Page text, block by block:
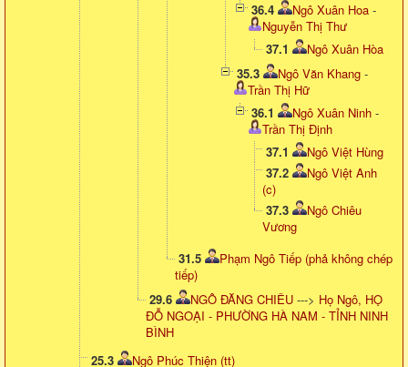
36.4
Ngô Xuân Hoa -
Nguyễn Thị Thư
37.1
Ngô Xuân Hòa
35.3
Ngô Văn Khang -
Trần Thị Hữ
36.1
Ngô Xuân Ninh -
Trần Thị Định
37.1
Ngô Việt Hùng
37.2
Ngô Việt Anh
(c)
37.3
Ngô Chiêu
Vương
31.5
Phạm Ngô Tiếp (phả không chép
tiếp)
29.6
NGÔ ĐĂNG CHIÊU ---> Họ Ngô, HỌ
ĐỖ NGOẠI - PHƯỜNG HÀ NAM - TỈNH NINH
BÌNH
25.3
Ngô Phúc Thiện (tt)